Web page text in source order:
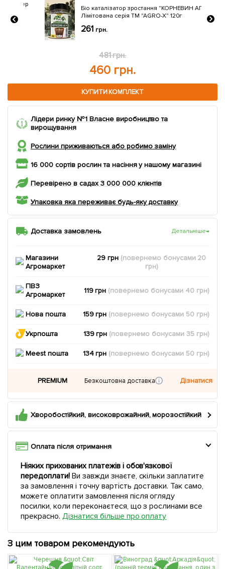
Бiо каталiзатор зростання "КОРНЕВИН АГР"
Лімітована серія ТМ "AGRO-X" 120г
261 грн.
569 грн.
548 грн.
КУПИТИ КОМПЛЕКТ
Лідери ринку №1 Власне виробництво та
вирощування
Рослини приживаються або робимо заміну
16 000 сортів рослин та насіння у нашому магазині
Перевірено в садах 3 000 000 клієнтів
Упаковка яка переживає будь-яку доставку
Доставка замовлень Детальніше→
Магазини
Агромаркет
29 грн (повернемобонусами 20
грн)
ПВЗ
Агромаркет
119 грн (повернемо бонусами 40 грн)
Нова пошта 159 грн (повернемо бонусами 50 грн)
Укрпошта 139 грн (повернемо бонусами35 грн)
Meest пошта 134 грн (повернемо бонусами 50 грн)
PREMIUM Безкоштовна доставка Дізнатися
Хворобостійкий, високоврожайний, морозостійкий
Оплата після отримання
Ніяких прихованих платежів і обов'язкової
передоплати!Ви завжди знаєте, скільки заплатите
за замовлення і точну вартість доставки. Так само,
можете оплатити замовлення після огляду
посилки, коли переконаєтеся, що з рослинами все
прекрасно. Дізнатися більше про оплату
З цим товаром рекомендують